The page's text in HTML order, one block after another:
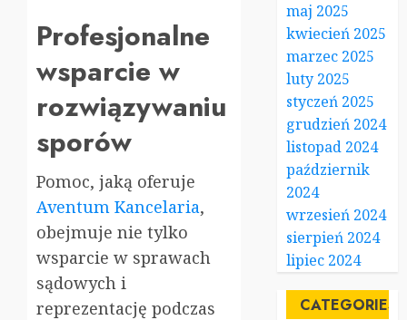
Profesjonalne
wsparcie w
rozwiązywaniu
sporów
Pomoc, jaką oferuje
Aventum Kancelaria,
obejmuje nie tylko
wsparcie w sprawach
sądowych i
reprezentację podczas
maj 2025
kwiecień 2025
marzec 2025
luty 2025
styczeń 2025
grudzień 2024
listopad 2024
październik
2024
wrzesień 2024
sierpień 2024
lipiec 2024
CATEGORIES